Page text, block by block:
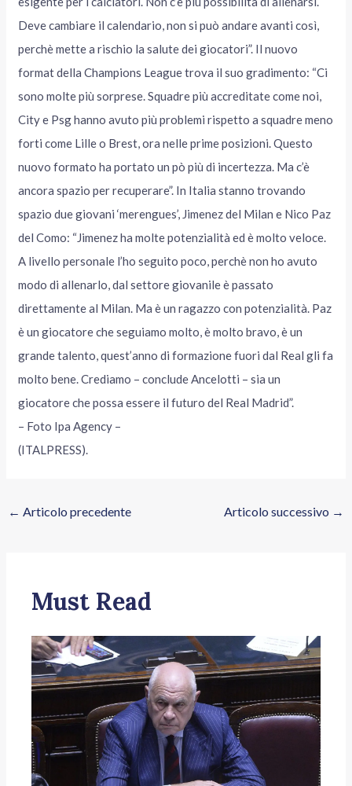
Deve cambiare il calendario, non si può andare avanti così,
perchè mette a rischio la salute dei giocatori”. Il nuovo
format della Champions League trova il suo gradimento: “Ci
sono molte più sorprese. Squadre più accreditate come noi,
City e Psg hanno avuto più problemi rispetto a squadre meno
forti come Lille o Brest, ora nelle prime posizioni. Questo
nuovo formato ha portato un pò più di incertezza. Ma c’è
ancora spazio per recuperare”. In Italia stanno trovando
spazio due giovani ‘merengues’, Jimenez del Milan e Nico Paz
del Como: “Jimenez ha molte potenzialità ed è molto veloce.
A livello personale l’ho seguito poco, perchè non ho avuto
modo di allenarlo, dal settore giovanile è passato
direttamente al Milan. Ma è un ragazzo con potenzialità. Paz
è un giocatore che seguiamo molto, è molto bravo, è un
grande talento, quest’anno di formazione fuori dal Real gli fa
molto bene. Crediamo – conclude Ancelotti – sia un
giocatore che possa essere il futuro del Real Madrid”.
– Foto Ipa Agency –
(ITALPRESS).
← Articolo precedente Articolo successivo →
Must Read